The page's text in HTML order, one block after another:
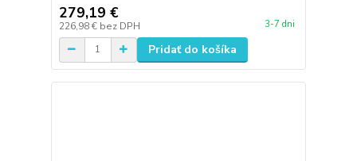
279,19 €
226,98 € bez DPH 3-7 dni
Pridať do košíka